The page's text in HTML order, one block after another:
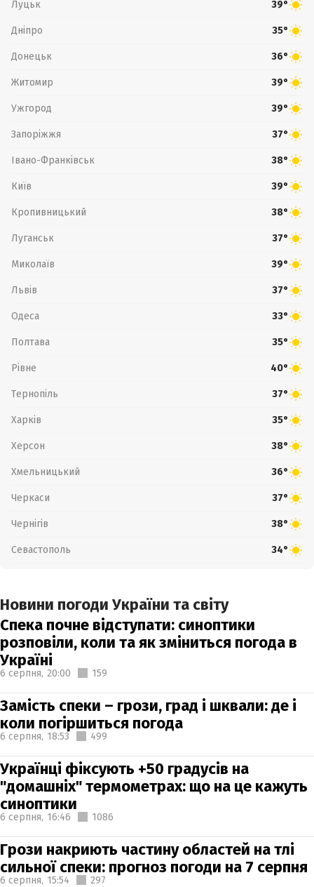
Луцьк 39°
Дніпро 35°
Донецьк 36°
Житомир 39°
Ужгород 39°
Запоріжжя 37°
Івано-Франківськ 38°
Київ 39°
Кропивницький 38°
Луганськ 37°
Миколаїв 39°
Львів 37°
Одеса 33°
Полтава 35°
Рівне 40°
Тернопіль 37°
Харків 35°
Херсон 38°
Хмельницький 36°
Черкаси 37°
Чернігів 38°
Севастополь 34°
Новини погоди України та світу
Спека почне відступати: синоптики
розповіли, коли та як зміниться погода в
Україні
6 серпня, 20:00 159
Замість спеки – грози, град і шквали: де і
коли погіршиться погода
6 серпня, 18:53 499
Українці фіксують +50 градусів на
"домашніх" термометрах: що на це кажуть
синоптики
6 серпня, 16:46 1086
Грози накриють частину областей на тлі
сильної спеки: прогноз погоди на 7 серпня
6 серпня, 15:54 297